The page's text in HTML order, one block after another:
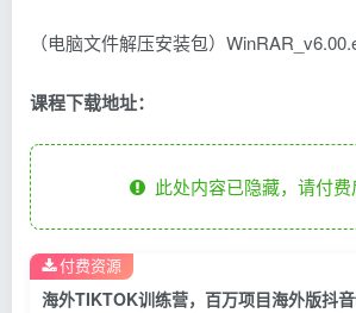
（电脑文件解压安装包）
课程下载地址：
此处内容已隐藏，请付费
付费资源